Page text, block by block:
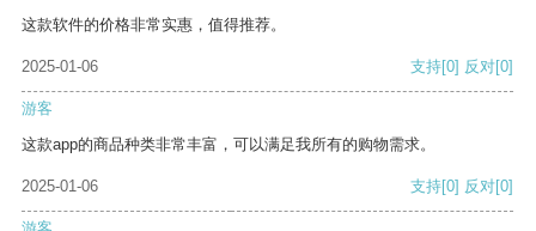
这款软件的价格非常实惠，值得推荐。
2025-01-06 支持[0] 反对[0]
游客
这款app的商品种类非常丰富，可以满足我所有的购物需求。
2025-01-06 支持[0] 反对[0]